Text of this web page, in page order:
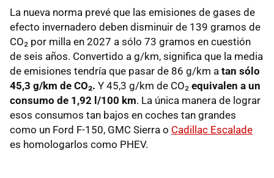
La nueva norma prevé que las emisiones de gases de
efecto invernadero deben disminuir de 139 gramos de
CO₂ por milla en 2027 a sólo 73 gramos en cuestión
de seis años. Convertido a g/km, significa que la media
de emisiones tendría que pasar de 86 g/km a tan sólo
45,3 g/km de CO₂. Y 45,3 g/km de CO₂ equivalen a un
consumo de 1,92 l/100 km. La única manera de lograr
esos consumos tan bajos en coches tan grandes
como un Ford F-150, GMC Sierra o Cadillac Escalade
es homologarlos como PHEV.